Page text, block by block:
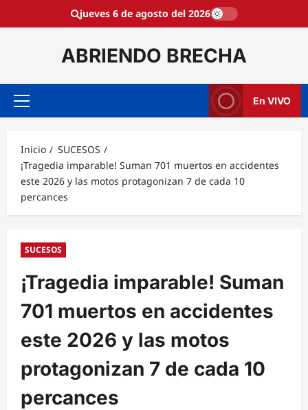
jueves 6 de agosto del 2026
ABRIENDO BRECHA
Menú
En VIVO
Inicio
SUCESOS
¡Tragedia imparable! Suman 701 muertos en accidentes
este 2026 y las motos protagonizan 7 de cada 10
percances
SUCESOS
¡Tragedia imparable! Suman
701 muertos en accidentes
este 2026 y las motos
protagonizan 7 de cada 10
percances